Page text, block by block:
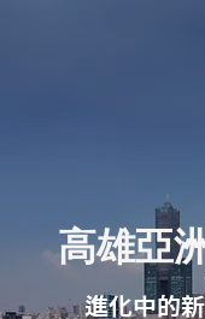
高雄亞
進化中的